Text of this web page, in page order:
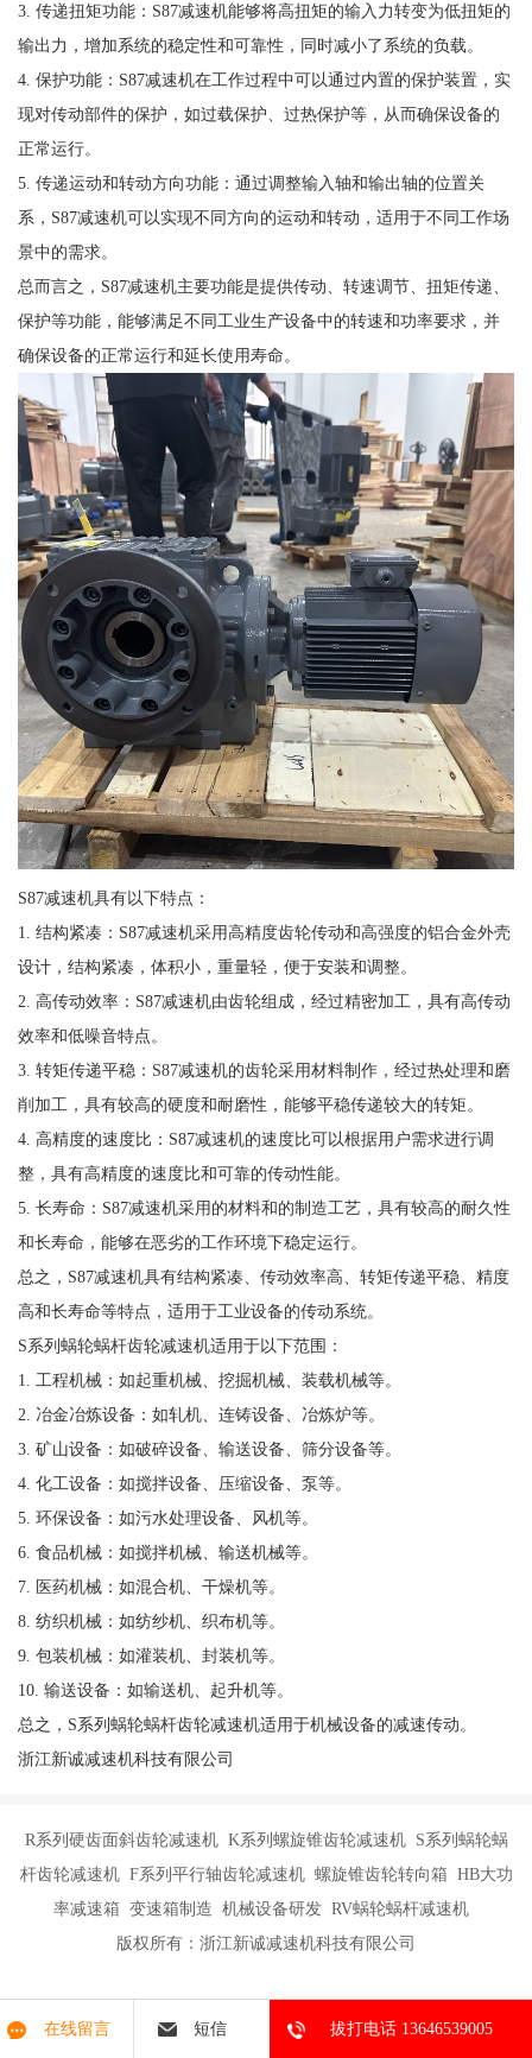
3. 传递扭矩功能：S87减速机能够将高扭矩的输入力转变为低扭矩的
输出力，增加系统的稳定性和可靠性，同时减小了系统的负载。
4. 保护功能：S87减速机在工作过程中可以通过内置的保护装置，实
现对传动部件的保护，如过载保护、过热保护等，从而确保设备的
正常运行。
5. 传递运动和转动方向功能：通过调整输入轴和输出轴的位置关
系，S87减速机可以实现不同方向的运动和转动，适用于不同工作场
景中的需求。
总而言之，S87减速机主要功能是提供传动、转速调节、扭矩传递、
保护等功能，能够满足不同工业生产设备中的转速和功率要求，并
确保设备的正常运行和延长使用寿命。
S87减速机具有以下特点：
1. 结构紧凑：S87减速机采用高精度齿轮传动和高强度的铝合金外壳
设计，结构紧凑，体积小，重量轻，便于安装和调整。
2. 高传动效率：S87减速机由齿轮组成，经过精密加工，具有高传动
效率和低噪音特点。
3. 转矩传递平稳：S87减速机的齿轮采用材料制作，经过热处理和磨
削加工，具有较高的硬度和耐磨性，能够平稳传递较大的转矩。
4. 高精度的速度比：S87减速机的速度比可以根据用户需求进行调
整，具有高精度的速度比和可靠的传动性能。
5. 长寿命：S87减速机采用的材料和的制造工艺，具有较高的耐久性
和长寿命，能够在恶劣的工作环境下稳定运行。
总之，S87减速机具有结构紧凑、传动效率高、转矩传递平稳、精度
高和长寿命等特点，适用于工业设备的传动系统。
S系列蜗轮蜗杆齿轮减速机适用于以下范围：
1. 工程机械：如起重机械、挖掘机械、装载机械等。
2. 冶金冶炼设备：如轧机、连铸设备、冶炼炉等。
3. 矿山设备：如破碎设备、输送设备、筛分设备等。
4. 化工设备：如搅拌设备、压缩设备、泵等。
5. 环保设备：如污水处理设备、风机等。
6. 食品机械：如搅拌机械、输送机械等。
7. 医药机械：如混合机、干燥机等。
8. 纺织机械：如纺纱机、织布机等。
9. 包装机械：如灌装机、封装机等。
10. 输送设备：如输送机、起升机等。
总之，S系列蜗轮蜗杆齿轮减速机适用于机械设备的减速传动。
浙江新诚减速机科技有限公司
R系列硬齿面斜齿轮减速机 K系列螺旋锥齿轮减速机 S系列蜗轮蜗
杆齿轮减速机 F系列平行轴齿轮减速机 螺旋锥齿轮转向箱 HB大功
率减速箱 变速箱制造 机械设备研发 RV蜗轮蜗杆减速机
版权所有：浙江新诚减速机科技有限公司
在线留言 短信 拔打电话 13646539005